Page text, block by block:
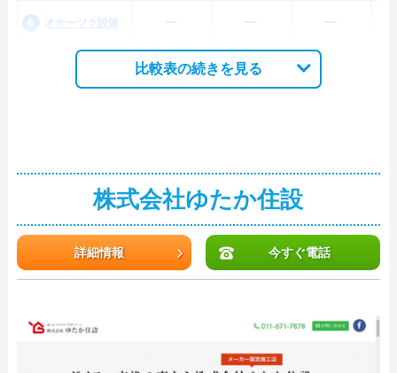
オホーツク設備
比較表の続きを見る
株式会社ゆたか住設
詳細情報 今すぐ電話